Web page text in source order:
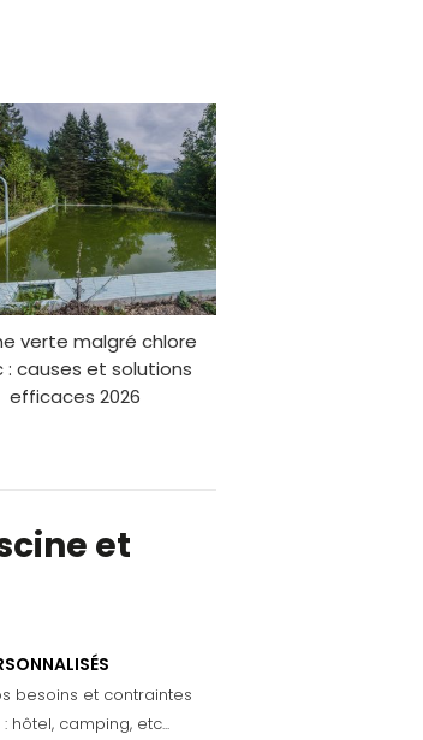
verte malgré chlore
: causes et solutions
efficaces 2026
et
besoins et contraintes
camping, etc...